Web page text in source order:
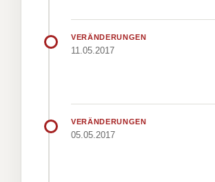
VERÄNDERUNGEN
11.05.2017
VERÄNDERUNGEN
05.05.2017